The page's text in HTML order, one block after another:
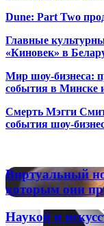
Dune: Part Two
Главные
«Киновек» в
Мир шоу-бизнеса:
события в Минске
Смерть Мэгги
события шоу-
Виртуальный
номер
телефона:
причины,
по
Виртуальный
которым они
Наукой
Наукой и